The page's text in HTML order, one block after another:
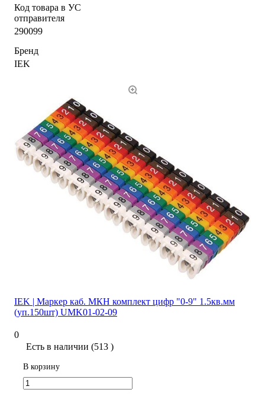
Код товара в УС
отправителя
290099
Бренд
IEK
IEK | Маркер каб. МКН комплект цифр "0-9" 1.5кв.мм
(уп.150шт) UMK01-02-09
0
Есть в наличии (513 )
В корзину